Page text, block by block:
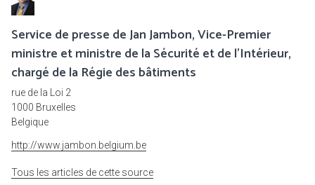
Service de presse de Jan Jambon, Vice-Premier
ministre et ministre de la Sécurité et de l'Intérieur,
chargé de la Régie des bâtiments
rue de la Loi 2
1000 Bruxelles
Belgique
http://www.jambon.belgium.be
Tous les articles de cette source